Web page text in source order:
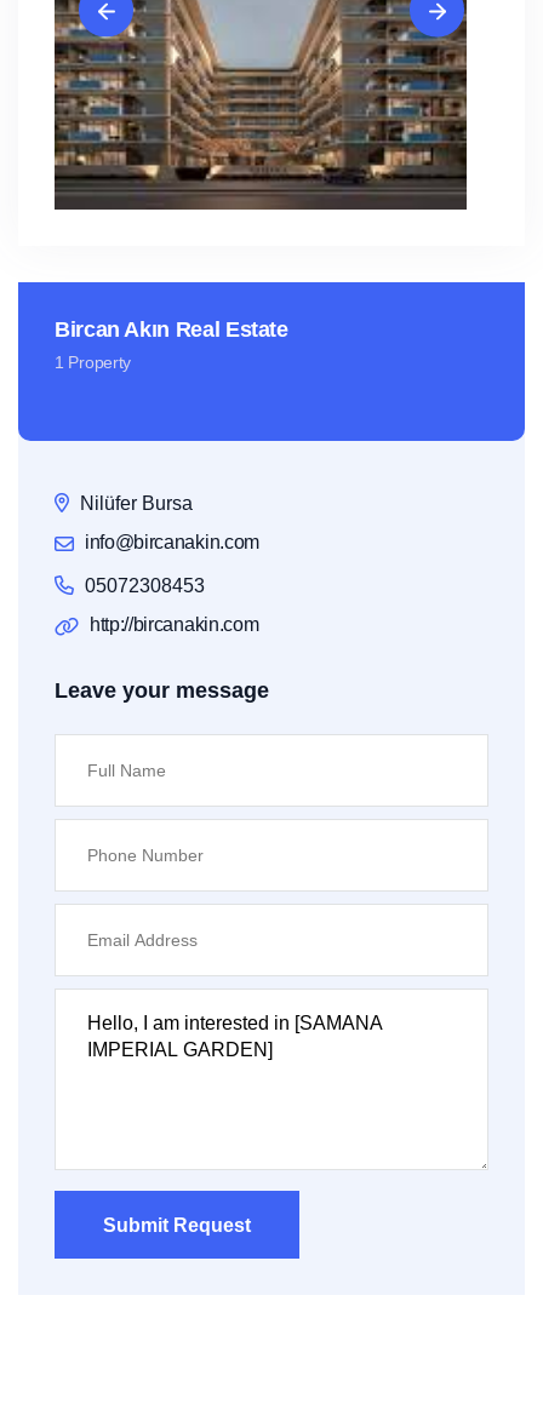
Bircan Akın Real Estate
1 Property
Nilüfer Bursa
info@bircanakin.com
05072308453
http://bircanakin.com
Leave your message
Submit Request